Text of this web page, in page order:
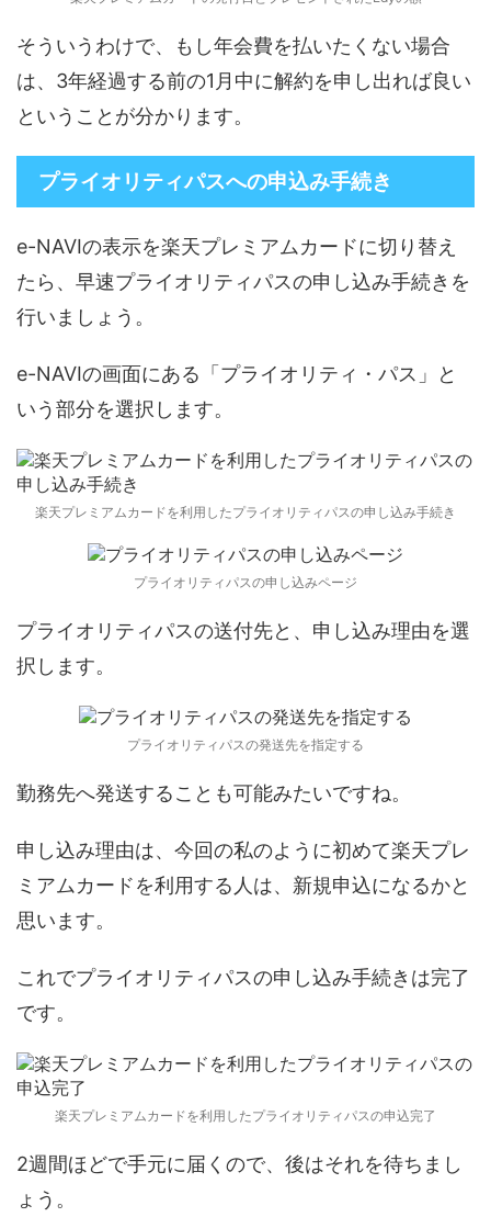
そういうわけで、もし年会費を払いたくない場合
は、3年経過する前の1月中に解約を申し出れば良い
ということが分かります。
プライオリティパスへの申込み手続き
e-NAVIの表示を楽天プレミアムカードに切り替え
たら、早速プライオリティパスの申し込み手続きを
行いましょう。
e-NAVIの画面にある「プライオリティ・パス」と
いう部分を選択します。
楽天プレミアムカードを利用したプライオリティパスの申し込み手続き
プライオリティパスの申し込みページ
プライオリティパスの送付先と、申し込み理由を選
択します。
プライオリティパスの発送先を指定する
勤務先へ発送することも可能みたいですね。
申し込み理由は、今回の私のように初めて楽天プレ
ミアムカードを利用する人は、新規申込になるかと
思います。
これでプライオリティパスの申し込み手続きは完了
です。
楽天プレミアムカードを利用したプライオリティパスの申込完了
2週間ほどで手元に届くので、後はそれを待ちまし
ょう。